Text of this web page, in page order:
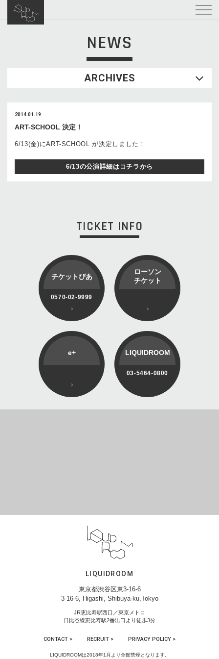
NEWS
ARCHIVES
2014.01.19
ART-SCHOOL 決定！
6/13(金)にART-SCHOOL が決定しました！
6/13の公演詳細はコチラから
TICKET INFO
チケットぴあ
0570-02-9999
ローソン
チケット
e+ LIQUIDROOM
03-5464-0800
LIQUIDROOM
東京都渋谷区東3-16-6
3-16-6, Higashi, Shibuya-ku,Tokyo
JR恵比寿駅西口／東京メトロ
日比谷線恵比寿駅2番出口より徒歩3分
CONTACT > RECRUIT > PRIVACY POLICY >
LIQUIDROOMは2018年1月より全館禁煙となります。